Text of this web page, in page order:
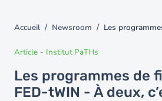
You
here
Accueil Newsroom Les
Article - Institut PaTHs
Les programmes de
FED-tWIN - À deux,